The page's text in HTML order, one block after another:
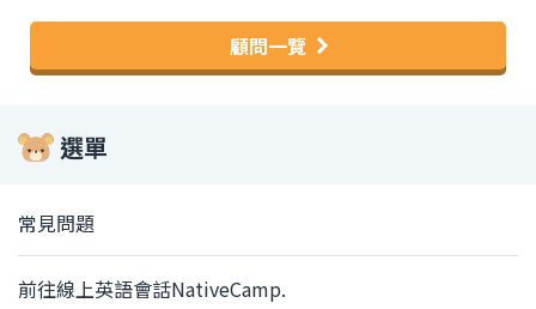
顧問一覽
選單
常見問題
前往線上英語會話NativeCamp.